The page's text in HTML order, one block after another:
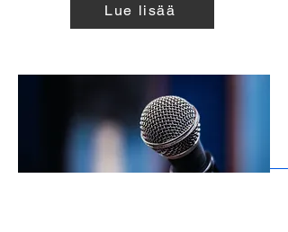
Lue lisää